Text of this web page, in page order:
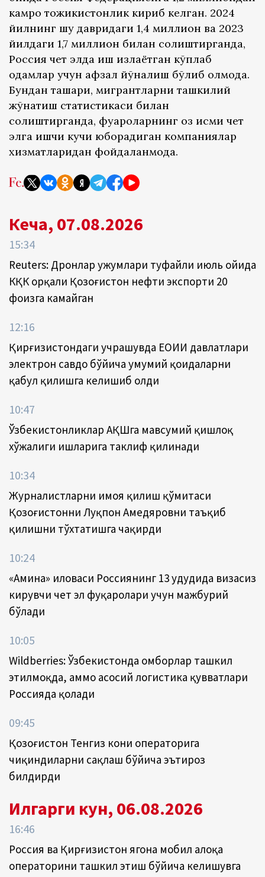
камроқ тожикистонлик кириб келган. 2024
йилнинг шу давридаги 1,4 миллион ва 2023
йилдаги 1,7 миллион билан солиштирганда,
Россия чет элда иш излаётган кўплаб
одамлар учун афзал йўналиш бўлиб қолмоқда.
Бундан ташқари, мигрантларни ташкилий
жўнатиш статистикаси билан
солиштирганда, фуқароларнинг оз қисми чет
элга ишчи кучи юборадиган компаниялар
хизматларидан фойдаланмоқда.
Кеча, 07.08.2026
15:34
Reuters: Дронлар ҳужумлари туфайли июль ойида
КҚК орқали Қозоғистон нефти экспорти 20
фоизга камайган
12:16
Қирғизистондаги учрашувда ЕОИИ давлатлари
электрон савдо бўйича умумий қоидаларни
қабул қилишга келишиб олди
10:47
Ўзбекистонликлар АҚШга мавсумий қишлоқ
хўжалиги ишларига таклиф қилинади
10:34
Журналистларни ҳимоя қилиш қўмитаси
Қозоғистонни Луқпон Аҳмедяровни таъқиб
қилишни тўхтатишга чақирди
10:24
«Амина» иловаси Россиянинг 13 ҳудудида визасиз
кирувчи чет эл фуқаролари учун мажбурий
бўлади
10:05
Wildberries: Ўзбекистонда омборлар ташкил
этилмоқда, аммо асосий логистика қувватлари
Россияда қолади
09:45
Қозоғистон Тенгиз кони операторига
чиқиндиларни сақлаш бўйича эътироз
билдирди
Илгарги кун, 06.08.2026
16:46
Россия ва Қирғизистон ягона мобил алоқа
операторини ташкил этиш бўйича келишувга